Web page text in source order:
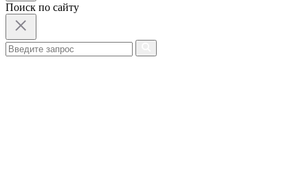
Поиск по сайту